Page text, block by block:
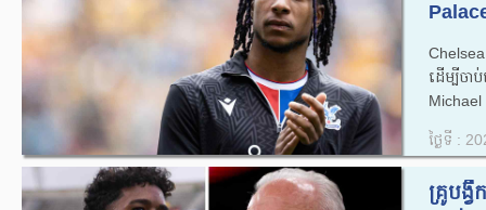
ដើម្បីចាប់
ថ្ងៃទី :
គ្រូ​បង្